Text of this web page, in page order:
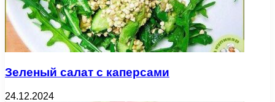
Зеленый салат с каперсами
24.12.2024